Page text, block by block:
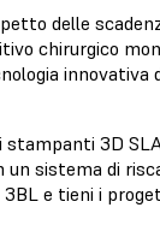
delle
chirurgico
innovativa
3D
sistema di
3BL e tieni i